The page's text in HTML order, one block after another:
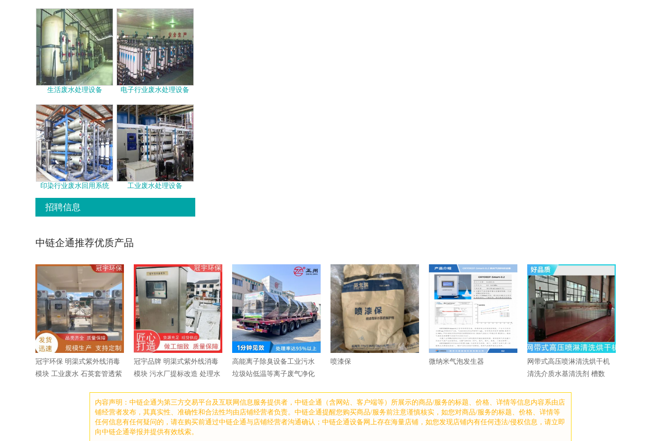
生活废水处理设备 电子行业废水处理设备
印染行业废水回用系统 工业废水处理设备
招聘信息
中链企通推荐优质产品
冠宇环保 明渠式紫外线消毒
模块 工业废水 石英套管透紫
冠宇品牌 明渠式紫外线消毒
模块 污水厂提标改造 处理水
高能离子除臭设备工业污水
垃圾站低温等离子废气净化
喷漆保 微纳米气泡发生器
网带式高压喷淋清洗烘干机
清洗介质水基清洗剂 槽数
内容声明：中链企通为第三方交易平台及互联网信息服务提供者，中链企通（含网站、客户端等）所展示的商品/服务的标题、价格、详情等信息内容系由店
铺经营者发布，其真实性、准确性和合法性均由店铺经营者负责。中链企通提醒您购买商品/服务前注意谨慎核实，如您对商品/服务的标题、价格、详情等
任何信息有任何疑问的，请在购买前通过中链企通与店铺经营者沟通确认；中链企通设备网上存在海量店铺，如您发现店铺内有任何违法/侵权信息，请立即
向中链企通举报并提供有效线索。